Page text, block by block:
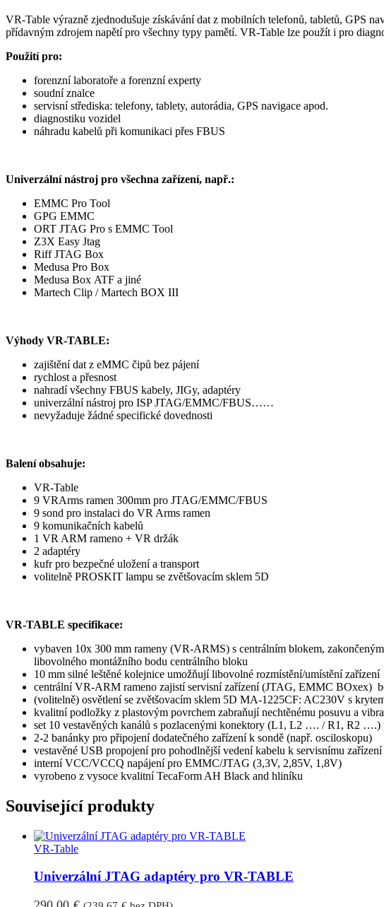
VR-Table výrazně zjednodušuje získávání dat z mobilních telefonů, tabletů, GPS
přídavným zdrojem napětí pro všechny typy pamětí. VR-Table lze použít i pro
Použití pro:
forenzní laboratoře a forenzní experty
soudní znalce
servisní střediska: telefony, tablety, autorádia, GPS navigace apod.
diagnostiku vozidel
náhradu kabelů při komunikaci přes FBUS
Univerzální nástroj pro všechna zařízení, např.:
EMMC Pro Tool
GPG EMMC
ORT JTAG Pro s EMMC Tool
Z3X Easy Jtag
Riff JTAG Box
Medusa Pro Box
Medusa Box ATF a jiné
Martech Clip / Martech BOX III
Výhody VR-TABLE:
zajištění dat z eMMC čipů bez pájení
rychlost a přesnost
nahradí všechny FBUS kabely, JIGy, adaptéry
univerzální nástroj pro ISP JTAG/EMMC/FBUS……
nevyžaduje žádné specifické dovednosti
Balení obsahuje:
VR-Table
9 VRArms ramen 300mm pro JTAG/EMMC/FBUS
9 sond pro instalaci do VR Arms ramen
9 komunikačních kabelů
1 VR ARM rameno + VR držák
2 adaptéry
kufr pro bezpečné uložení a transport
volitelně PROSKIT lampu se zvětšovacím sklem 5D
VR-TABLE specifikace:
vybaven 10x 300 mm rameny (VR-ARMS) s centrálním blokem,
libovolného montážního bodu centrálního bloku
10 mm silné leštěné kolejnice umožňují libovolné rozmístění/umístění zařízení
centrální VR-ARM rameno zajistí servisní zařízení (JTAG, EMMC BOxex)
(volitelně) osvětlení se zvětšovacím sklem 5D MA-1225CF: AC230V s
kvalitní podložky z plastovým povrchem zabraňují nechtěnému posuvu a
set 10 vestavěných kanálů s pozlacenými konektory (L1, L2 …. / R1, R2
2-2 banánky pro připojení dodatečného zařízení k sondě (např. osciloskopu)
vestavěné USB propojení pro pohodlnější vedení kabelu k servisnímu zařízení
interní VCC/VCCQ napájení pro EMMC/JTAG (3,3V, 2,85V, 1,8V)
vyrobeno z vysoce kvalitní TecaForm AH Black and hliníku
Související produkty
VR-Table
Univerzální JTAG adaptéry pro VR-TABLE